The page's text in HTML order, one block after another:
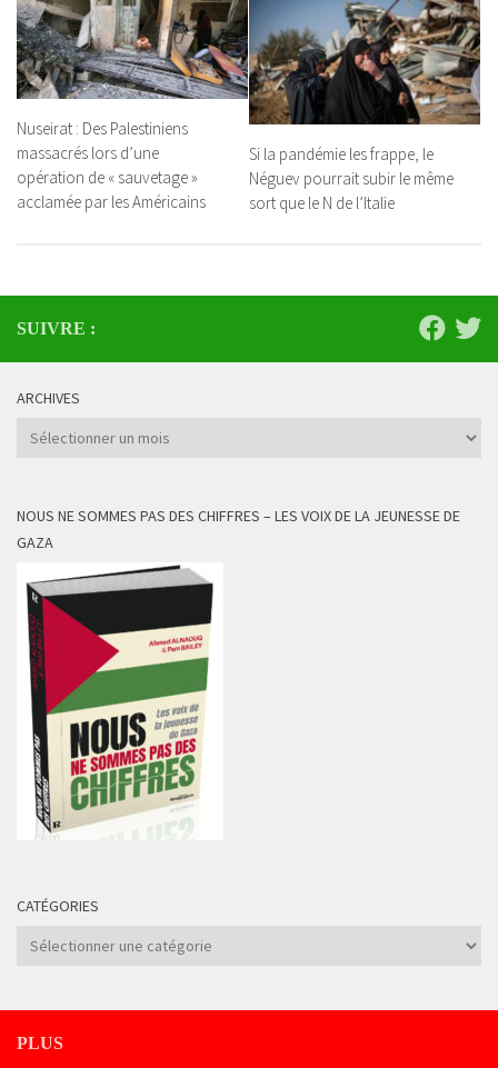
Nuseirat : Des Palestiniens
massacrés lors d’une
opération de « sauvetage »
acclamée par les Américains
Si la pandémie les frappe, le
Néguev pourrait subir le même
sort que le N de l’Italie
SUIVRE :
ARCHIVES
Archives
NOUS NE SOMMES PAS DES CHIFFRES – LES VOIX DE LA JEUNESSE DE
GAZA
CATÉGORIES
Catégories
PLUS